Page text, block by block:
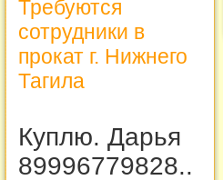
Требуются
сотрудники в
прокат г. Нижнего
Тагила
Куплю. Дарья
89996779828..